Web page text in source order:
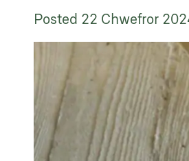
Posted 22 Chwefror